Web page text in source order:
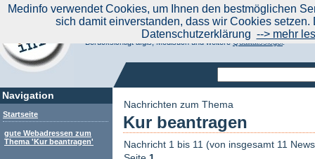
Navigation
Startseite
gute Webadressen zum
Thema 'Kur beantragen'
Aktuelle Nachrichten|
Suchen Sie noch oder Finden Sie schon?
Medinfo.de - Meta-Portal für Gesundheitsthemen
Berücksichtigt afgis, Medisuch und weitereQualitätssiegel.
Nachrichten zum Thema
Kur beantragen
Nachricht 1 bis 11 (von insgesamt 11
Medinfo verwendet Cookies, um Ihnen den bestmöglichen
sich damit einverstanden, dass wir Cookies
Datenschutzerklärung --> mehr